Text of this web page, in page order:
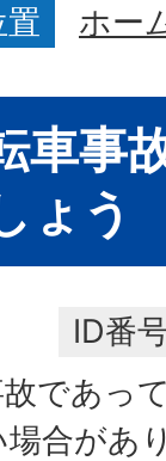
ホー
車事
ょう
ID番
故であっ
合があ